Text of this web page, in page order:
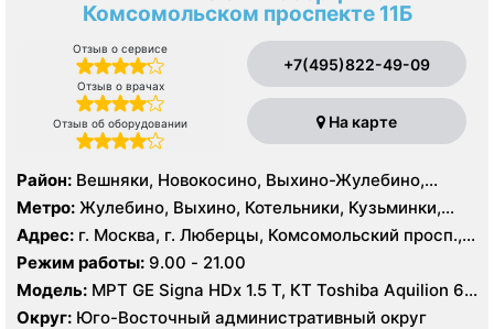
Комсомольском проспекте 11Б
Отзыв о сервисе
Отзыв о врачах
Отзыв об оборудовании
+7(495)822-49-09
На карте
Район: Вешняки, Новокосино, Выхино-Жулебино,
Кузьминки
Метро: Жулебино, Выхино, Котельники, Кузьминки,
Лермонтовский проспект, Новокосино, Рязанский
проспект, Косино, Лухмановская, Окская, Улица
Дмитриевского, Юго-Восточная, Некрасовка
Адрес: г. Москва, г. Люберцы, Комсомольский просп.,
11Б
Режим работы: 9.00 - 21.00
Модель: МРТ GE Signa HDx 1.5 T, КТ Toshiba Aquilion 64
среза, УЗИ GE Logiq 7
Округ: Юго-Восточный административный округ